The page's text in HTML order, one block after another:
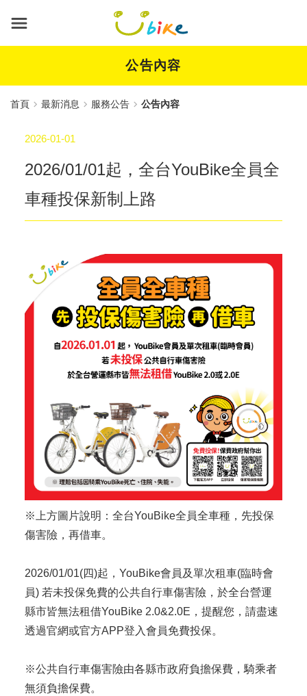
要
公告內容
首頁 最新消息 服務公告 公告內容
2026-01-01
2026/01/01起，全台YouBike全員全
車種投保新制上路
※上方圖片說明：全台YouBike全員全車種，先投保
傷害險，再借車。
2026/01/01(四)起，YouBike會員及單次租車(臨時會
員) 若未投保免費的公共自行車傷害險，於全台營運
縣市皆無法租借YouBike 2.0&2.0E，提醒您，請盡速
透過官網或官方APP登入會員免費投保。
※公共自行車傷害險由各縣市政府負擔保費，騎乘者
無須負擔保費。